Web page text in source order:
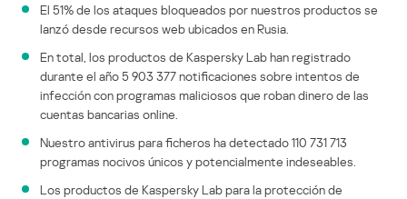
El 51% de los ataques bloqueados por nuestros productos se
lanzó desde recursos web ubicados en Rusia.
En total, los productos de Kaspersky Lab han registrado
durante el año 5 903 377 notificaciones sobre intentos de
infección con programas maliciosos que roban dinero de las
cuentas bancarias online.
Nuestro antivirus para ficheros ha detectado 110 731 713
programas nocivos únicos y potencialmente indeseables.
Los productos de Kaspersky Lab para la protección de